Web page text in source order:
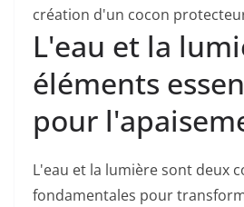
création d'un cocon
L'eau et la
éléments
pour
L'eau et la lumière sont deux
fondamentales pour